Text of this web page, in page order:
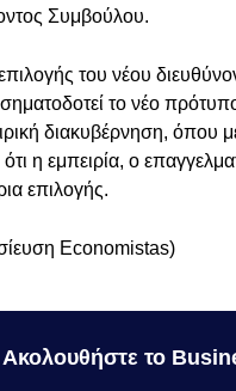
Συμβούλου.
του νέου
το νέο
διακυβέρνηση, όπου
ότι η εμπειρία, ο
επιλογής.
Economistas)
Ακολουθήστε το